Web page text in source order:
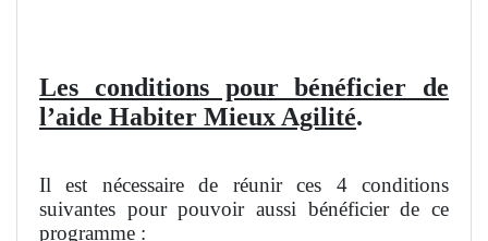
Les conditions pour bénéficier de
l’aide Habiter Mieux Agilité.
Il est nécessaire de réunir ces 4 conditions
suivantes pour pouvoir aussi bénéficier de ce
programme :